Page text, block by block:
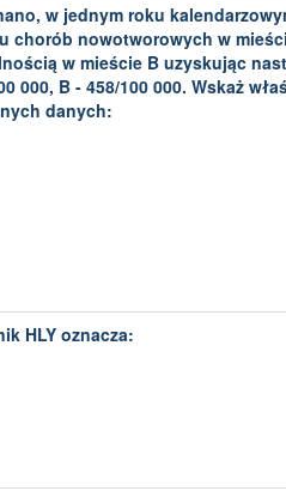
w jednym roku
chorób nowotworowych w
w mieście B uzyskując
000, B - 458/100 000. Wskaż
danych:
HLY oznacza: